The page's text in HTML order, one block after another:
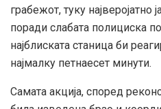
грабежот, туку најверојатно
поради слабата полициска
најблиската станица би
најмалку петнаесет минути.
Самата акција, според